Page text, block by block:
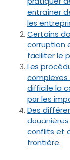
entraîner
les
Certains
corruption
faciliter le
Les
complexes
difficile la
par les
Des
conflits et
frontière.